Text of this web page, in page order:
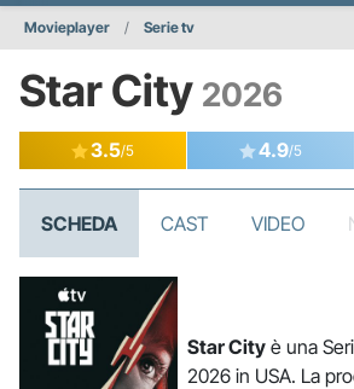
Movieplayer Serie tv
Star City 2026
3.5/5 4.9/5
SCHEDA CAST VIDEO
Star Cityè una
2026 in USA. La